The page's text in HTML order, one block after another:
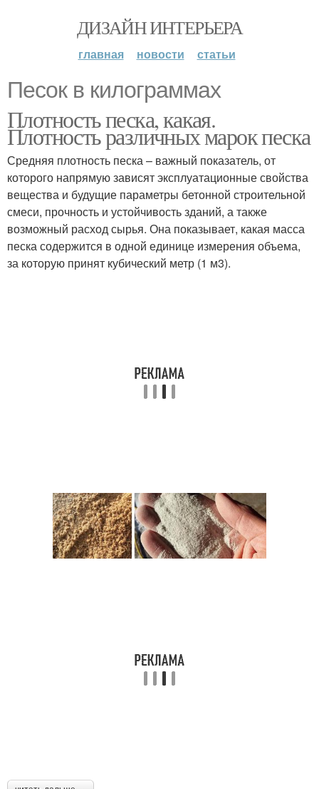
ДИЗАЙН ИНТЕРЬЕРА
главная новости статьи
Песок в килограммах
Плотность песка, какая.
Плотность различных марок песка
Средняя плотность песка – важный показатель, от
которого напрямую зависят эксплуатационные свойства
вещества и будущие параметры бетонной строительной
смеси, прочность и устойчивость зданий, а также
возможный расход сырья. Она показывает, какая масса
песка содержится в одной единице измерения объема,
за которую принят кубический метр (1 м3).